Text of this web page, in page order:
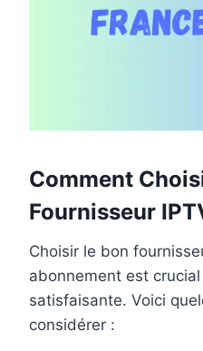
Comment
Fournisseur
Choisir le bon
abonnement est
satisfaisante. Voici
considérer :